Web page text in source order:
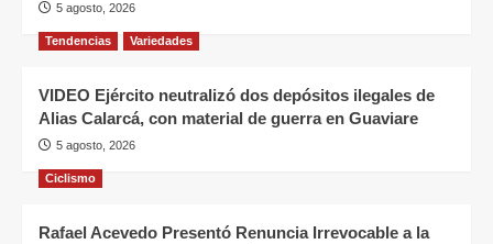
5 agosto, 2026
Tendencias Variedades
VIDEO Ejército neutralizó dos depósitos ilegales de
Alias Calarcá, con material de guerra en Guaviare
5 agosto, 2026
Ciclismo
Rafael Acevedo Presentó Renuncia Irrevocable a la